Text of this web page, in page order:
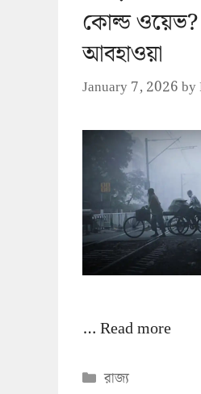
কোল্ড
আবহাওয়া
January 7, 2026by
…Read more
Categories
রাজ্য